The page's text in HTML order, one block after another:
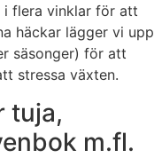
flera vinklar för att
häckar lägger vi upp
säsonger) för att
stressa växten.
tuja,
m.fl.